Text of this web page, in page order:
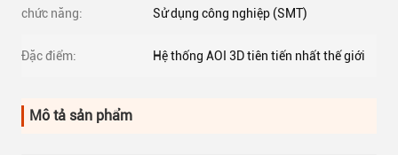
chức năng: Sử dụng công nghiệp (SMT)
Đặc điểm: Hệ thống AOI 3D tiên tiến nhất thế giới
Mô tả sản phẩm